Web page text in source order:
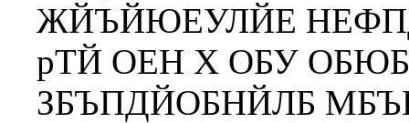
ЖЙЪЙЮЕУЛЙЕ
рТЙ ОЕН Х ОБУ
ЗБЪПДЙОБНЙЛБ